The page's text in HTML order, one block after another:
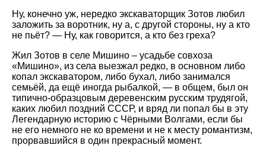
Ну, конечно уж, нередко экскаваторщик Зотов любил
заложить за воротник, ну а, с другой стороны, ну а кто
не пьёт? — Ну, как говорится, а кто без греха?
Жил Зотов в селе Мишино – усадьбе совхоза
«Мишино», из села выезжал редко, в основном либо
копал экскаватором, либо бухал, либо занимался
семьёй, да ещё иногда рыбалкой, — в общем, был он
типично-образцовым деревенским русским трудягой,
каких любил поздний СССР, и вряд ли попал бы в эту
Легендарную историю с Чёрными Волгами, если бы
не его немного не ко времени и не к месту романтизм,
прорвавшийся в один прекрасный момент.